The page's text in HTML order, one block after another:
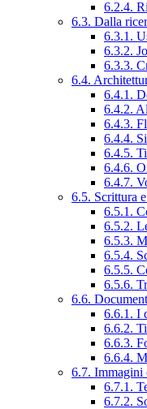
6.2.4.
6.3. Dalla
6.3.1.
6.3.2.
6.3.3.
6.4.
6.4.1.
6.4.2.
6.4.3.
6.4.4.
6.4.5.
6.4.6.
6.4.7.
6.5. Scrittura
6.5.1.
6.5.2.
6.5.3.
6.5.4.
6.5.5.
6.5.6.
6.6.
6.6.1. I
6.6.2.
6.6.3.
6.6.4.
6.7. Immagini
6.7.1.
6.7.2.